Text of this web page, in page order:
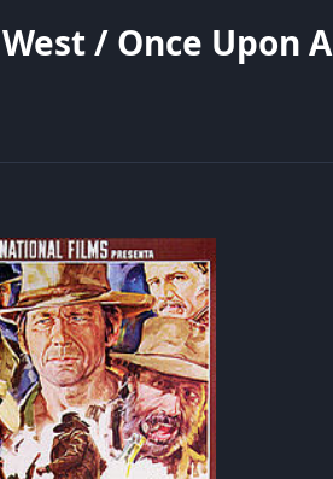
/ Once Upon A